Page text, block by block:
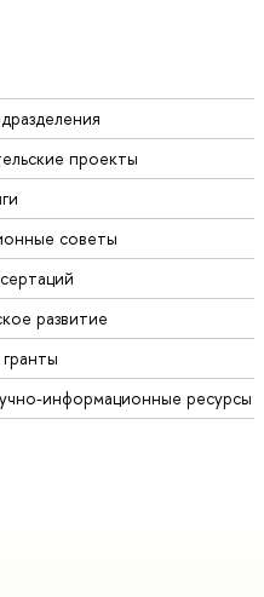
проекты
советы
развитие
информационные ресурсы